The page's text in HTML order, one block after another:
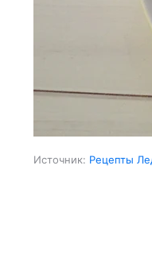
Источник: Рецепты